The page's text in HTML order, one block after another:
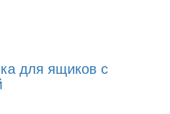
для ящиков с